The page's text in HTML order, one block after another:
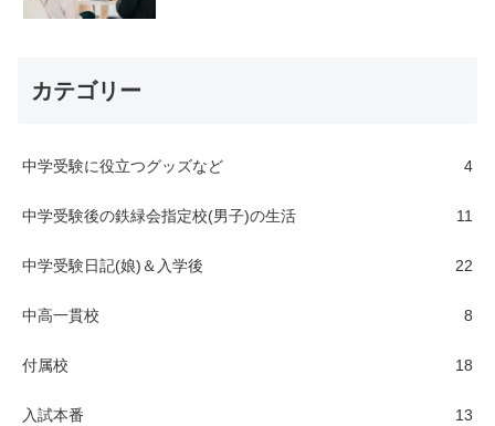
カテゴリー
中学受験に役立つグッズなど 4
中学受験後の鉄緑会指定校(男子)の生活 11
中学受験日記(娘)＆入学後 22
中高一貫校 8
付属校 18
入試本番 13